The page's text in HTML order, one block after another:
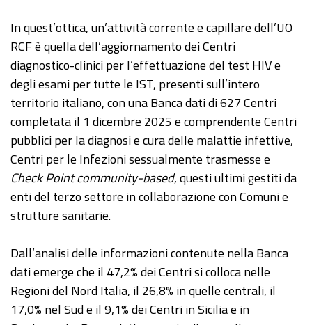
In quest’ottica, un’attività corrente e capillare dell’UO
RCF è quella dell’aggiornamento dei Centri
diagnostico-clinici per l’effettuazione del test HIV e
degli esami per tutte le IST, presenti sull’intero
territorio italiano, con una Banca dati di 627 Centri
completata il 1 dicembre 2025 e comprendente Centri
pubblici per la diagnosi e cura delle malattie infettive,
Centri per le Infezioni sessualmente trasmesse e
Check Point community-based, questi ultimi gestiti da
enti del terzo settore in collaborazione con Comuni e
strutture sanitarie.
Dall’analisi delle informazioni contenute nella Banca
dati emerge che il 47,2% dei Centri si colloca nelle
Regioni del Nord Italia, il 26,8% in quelle centrali, il
17,0% nel Sud e il 9,1% dei Centri in Sicilia e in